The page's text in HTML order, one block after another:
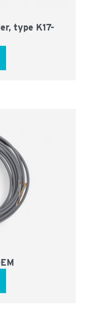
type K17-